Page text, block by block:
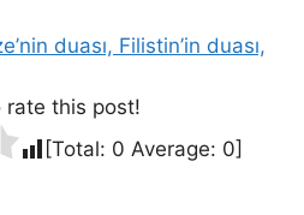
duası, Filistin’in duası,
rate this post!
[Total: 0 Average: 0]